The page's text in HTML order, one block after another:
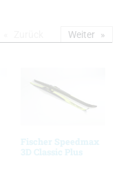
Fischer Speedmax
3D Classic Plus
Weiter